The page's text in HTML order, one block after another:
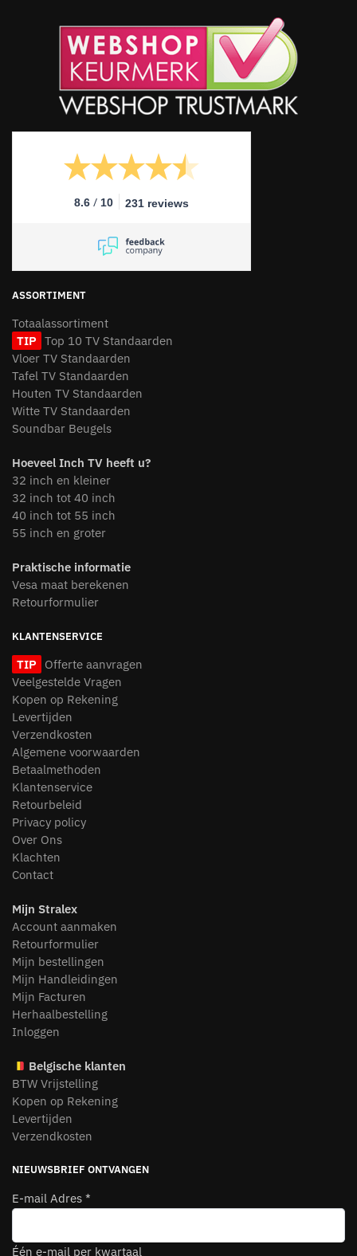
8.6 / 10 231 reviews
ASSORTIMENT
Totaalassortiment
TIP Top 10 TV Standaarden
Vloer TV Standaarden
Tafel TV Standaarden
Houten TV Standaarden
Witte TV Standaarden
Soundbar Beugels
Hoeveel Inch TV heeft u?
32 inch en kleiner
32 inch tot 40 inch
40 inch tot 55 inch
55 inch en groter
Praktische informatie
Vesa maat berekenen
Retourformulier
KLANTENSERVICE
TIP
Offerte aanvragen
Veelgestelde Vragen
Kopen op Rekening
Levertijden
Verzendkosten
Algemene voorwaarden
Betaalmethoden
Klantenservice
Retourbeleid
Privacy policy
Over Ons
Klachten
Contact
Mijn Stralex
Account aanmaken
Retourformulier
Mijn bestellingen
Mijn Handleidingen
Mijn Facturen
Herhaalbestelling
Inloggen
Belgische klanten
BTW Vrijstelling
Kopen op Rekening
Levertijden
Verzendkosten
NIEUWSBRIEF ONTVANGEN
E-mail Adres *
Één e-mail per kwartaal